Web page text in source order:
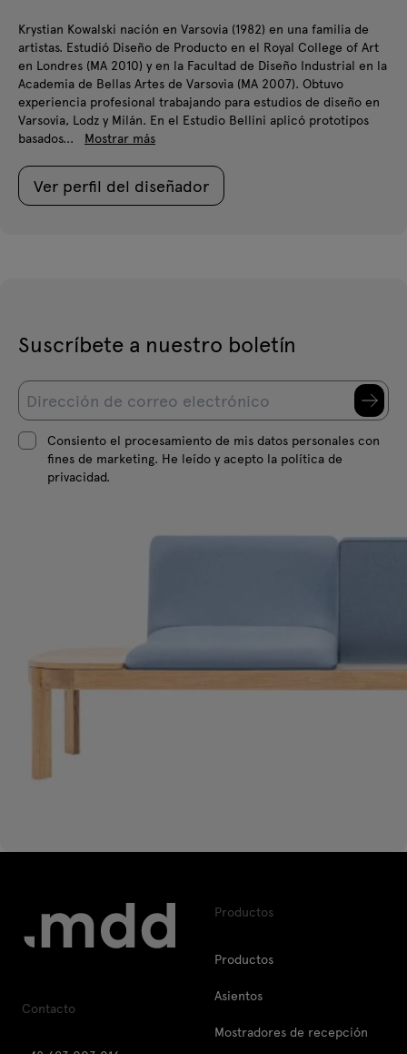
Krystian Kowalski nación en Varsovia (1982) en una familia de
artistas. Estudió Diseño de Producto en el Royal College of Art
en Londres (MA 2010) y en la Facultad de Diseño Industrial en la
Academia de Bellas Artes de Varsovia (MA 2007). Obtuvo
experiencia profesional trabajando para estudios de diseño en
Varsovia, Lodz y Milán. En el Estudio Bellini aplicó prototipos
basados...
Mostrar más
Ver perfil del diseñador
Suscríbete a nuestro boletín
Consiento el procesamiento de mis datos personales con
fines de marketing. He leído y acepto la política de
privacidad.
Contacto
Productos
Productos
Asientos
Mostradores de recepción